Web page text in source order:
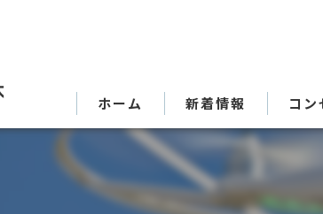
ホーム 新着情報 コン
代表挨